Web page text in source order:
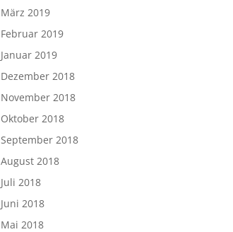
März 2019
Februar 2019
Januar 2019
Dezember 2018
November 2018
Oktober 2018
September 2018
August 2018
Juli 2018
Juni 2018
Mai 2018